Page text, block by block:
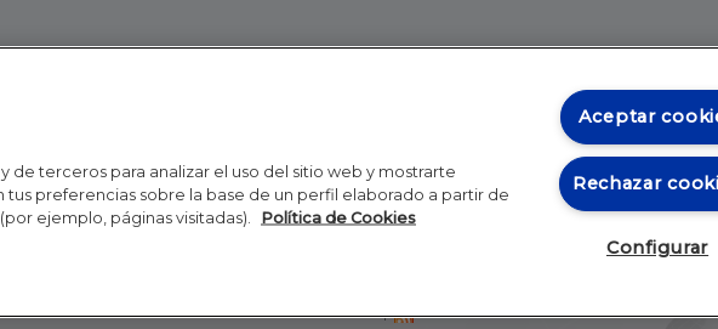
Inicio RSS
de terceros para analizar el uso del sitio web y mostrarte
preferencias sobre la base de un perfil elaborado a partir de
ejemplo, páginas visitadas).
Política de Cookies
Aceptar
Rechazar
Configurar